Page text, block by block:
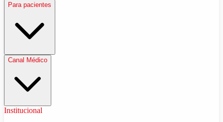
Para pacientes
Canal Médico
Institucional